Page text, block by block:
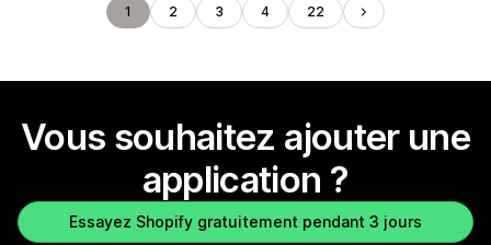
1 2 3 4 22
Vous souhaitez ajouter une
application ?
Essayez Shopify gratuitement pendant 3 jours